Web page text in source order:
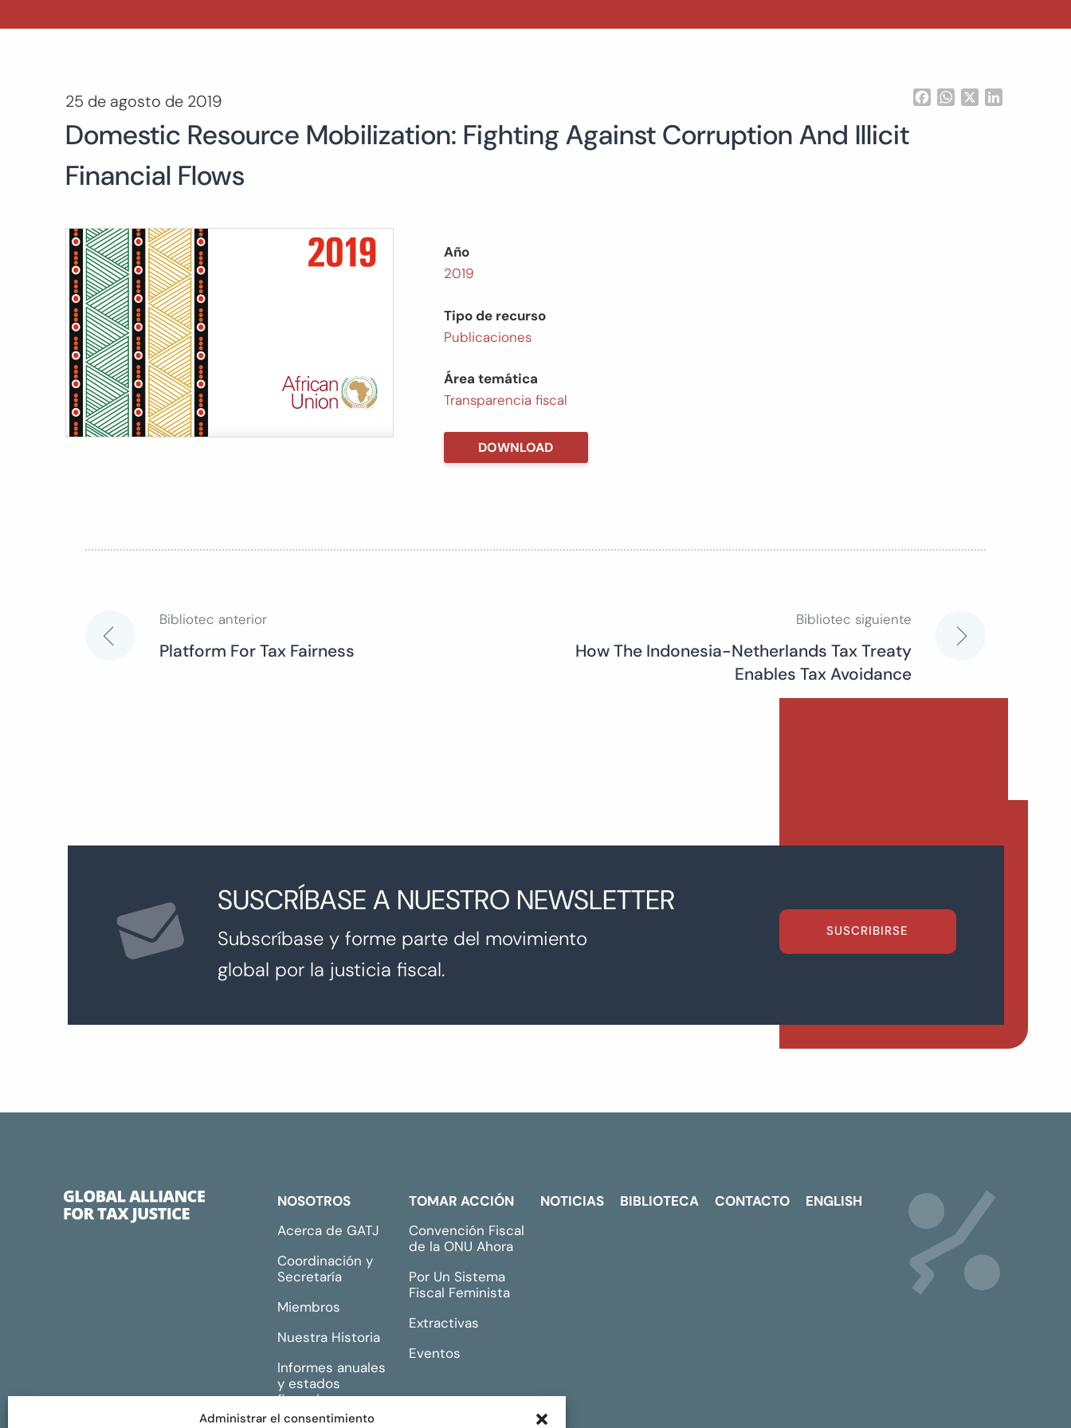
Administrar el consentimiento
25 de agosto de 2019 FacebookWhatsApp
Domestic Resource Mobilization: Fighting Against Corruption And Illicit
Financial Flows
Año
2019
Tipo de recurso
Publicaciones
Área temática
Transparencia fiscal
DOWNLOAD
Navegación
Bibliotec anterior
Platform For Tax Fairness
Bibliotec siguiente
How The Indonesia-Netherlands Tax Treaty
Enables Tax Avoidance
SUSCRÍBASE A NUESTRO NEWSLETTER
Subscríbase y forme parte del movimiento
global por la justicia fiscal.
SUSCRIBIRSE
NOSOTROS
Acerca de GATJ
Coordinación y
Secretaría
Miembros
Nuestra Historia
Informes anuales
y estados
financieros
TOMAR ACCIÓN
Convención Fiscal
de la ONU Ahora
Por Un Sistema
Fiscal Feminista
Extractivas
Eventos
NOTICIAS BIBLIOTECA CONTACTO ENGLISH